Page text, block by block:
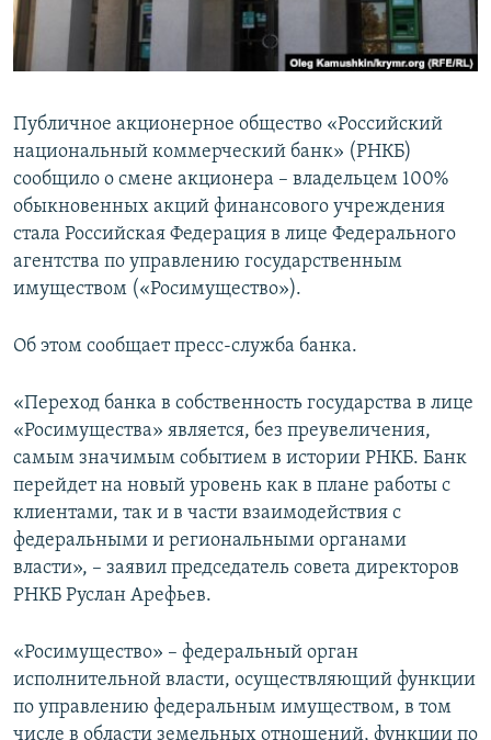
ПОБЕДИТЕЛЕЙ НЕ СУДЯТ?
КРЫМ.НЕПОКОРЕННЫЙ
УКРАИНСКАЯ ПРОБЛЕМА КРЫМА
ПРИСОЕДИНЯЙТЕСЬ!
Все сайты RFE/RL
Публичное акционерное общество «Российский
национальный коммерческий банк» (РНКБ)
сообщило о смене акционера – владельцем 100%
обыкновенных акций финансового учреждения
стала Российская Федерация в лице Федерального
агентства по управлению государственным
имуществом («Росимущество»).
Об этом сообщает пресс-служба банка.
«Переход банка в собственность государства в лице
«Росимущества» является, без преувеличения,
самым значимым событием в истории РНКБ. Банк
перейдет на новый уровень как в плане работы с
клиентами, так и в части взаимодействия с
федеральными и региональными органами
власти», – заявил председатель совета директоров
РНКБ Руслан Арефьев.
«Росимущество» – федеральный орган
исполнительной власти, осуществляющий функции
по управлению федеральным имуществом, в том
числе в области земельных отношений, функции по